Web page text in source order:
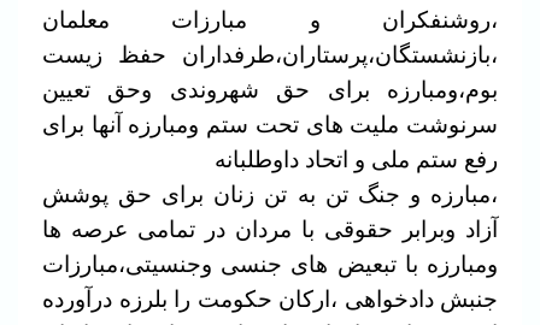
،روشنفکران و مبارزات معلمان
،بازنشستگان،پرستاران،طرفداران حفظ زیست
بوم،ومبارزه برای حق شهروندی وحق تعیین
سرنوشت ملیت های تحت ستم ومبارزه آنها برای
رفع ستم ملی و اتحاد داوطلبانه
،مبارزه و جنگ تن به تن زنان برای حق پوشش
آزاد وبرابر حقوقی با مردان در تمامی عرصه ها
ومبارزه با تبعیض های جنسی وجنسیتی،مبارزات
جنبش دادخواهی ،ارکان حکومت را بلرزه درآورده